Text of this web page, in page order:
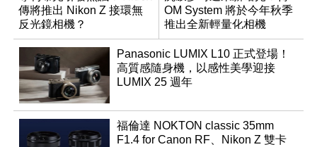
傳將推出 Nikon Z 接環無
反光鏡相機？
OM System 將於今年秋季
推出全新輕量化相機
Panasonic LUMIX L10 正式登場！
高質感隨身機，以感性美學迎接
LUMIX 25 週年
福倫達 NOKTON classic 35mm
F1.4 for Canon RF、Nikon Z 雙卡